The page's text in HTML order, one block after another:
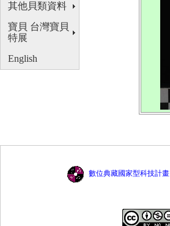
其他貝類資料
寶貝 台灣寶貝
特展
English
數位典藏國家型科技計畫